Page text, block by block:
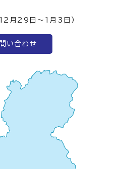
12月29日～1月3日）
い合わせ